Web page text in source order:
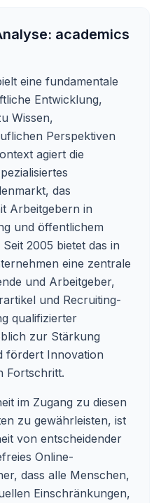
academics
eine fundamentale
Entwicklung,
Wissen,
Perspektiven
agiert die
das
Arbeitgebern in
und öffentlichem
2005 bietet das in
eine zentrale
und Arbeitgeber,
und Recruiting-
qualifizierter
zur Stärkung
fördert Innovation
Fortschritt.
im Zugang zu diesen
zu gewährleisten, ist
von entscheidender
Online-
dass alle Menschen,
Einschränkungen,